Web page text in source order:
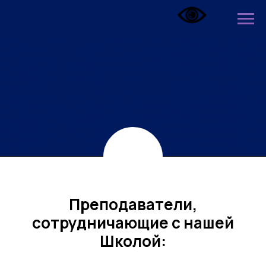
Преподаватели,
сотрудничающие с нашей
Школой: